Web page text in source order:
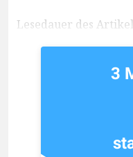
Lesedauer des
3